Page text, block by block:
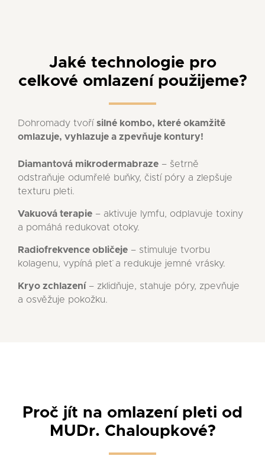
Jaké technologie pro
celkové omlazení použijeme?
Dohromady tvoří silné kombo, které okamžitě
omlazuje, vyhlazuje a zpevňuje kontury!
Diamantová mikrodermabraze – šetrně
odstraňuje odumřelé buňky, čistí póry a zlepšuje
texturu pleti.
Vakuová terapie – aktivuje lymfu, odplavuje toxiny
a pomáhá redukovat otoky.
Radiofrekvence obličeje – stimuluje tvorbu
kolagenu, vypíná pleť a redukuje jemné vrásky.
Kryo zchlazení – zklidňuje, stahuje póry, zpevňuje
a osvěžuje pokožku.
Proč jít na omlazení pleti od
MUDr. Chaloupkové?